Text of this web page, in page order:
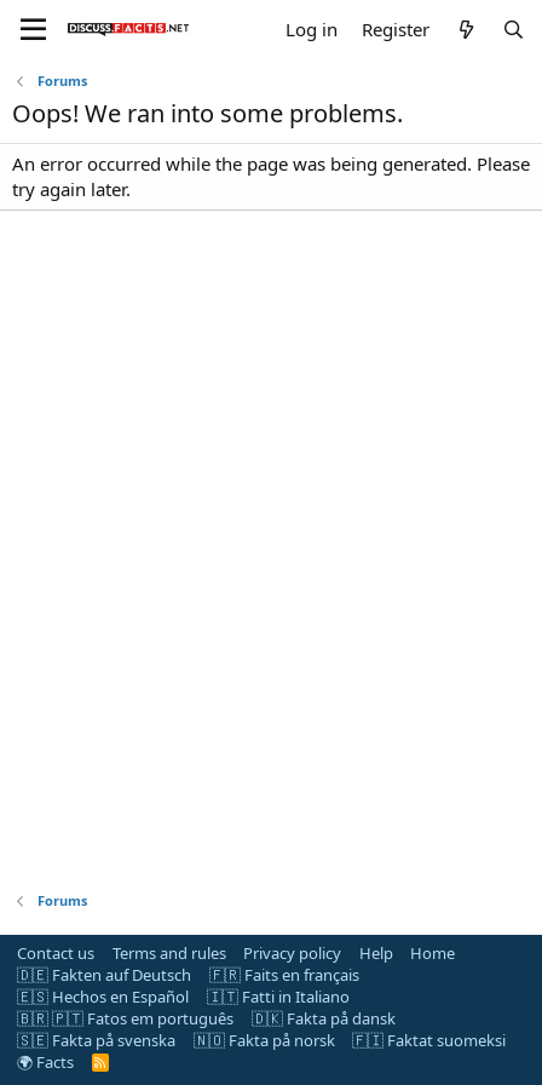
Log in Register
Forums
Oops! We ran into some problems.
An error occurred while the page was being generated. Please
try again later.
Forums
Contact us Terms and rules Privacy policy Help
Home
🇩🇪 Fakten auf Deutsch
🇫🇷 Faits en français
🇪🇸 Hechos en Español
🇮🇹 Fatti in Italiano
🇧🇷 🇵🇹 Fatos em português
🇩🇰 Fakta på dansk
🇸🇪 Fakta på svenska
🇳🇴 Fakta på norsk
🇫🇮 Faktat suomeksi
🌍 Facts
R